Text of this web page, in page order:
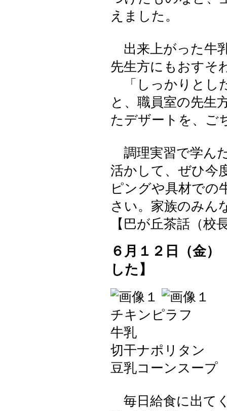
えました。
出来上がった牛
先生方にもおすそ
「しっかりとし
と、職員室の先生
たデザートを、ご
調理実習で学ん
活かして、ぜひ今
ピングや具材での
さい。家族のみん
【巴が丘茶話（校
６月１２日（金
した】
チキンピラフ
牛乳
切干ナポリタン
豆乳コーンスープ
毎日給食に出て